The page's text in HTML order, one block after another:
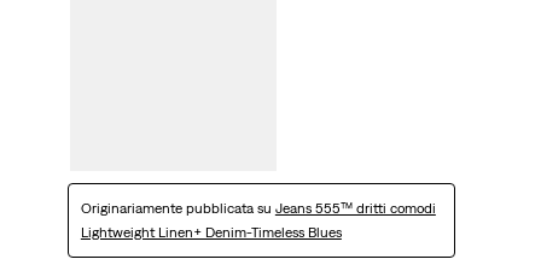
Originariamente pubblicata su Jeans 555™ dritti comodi
Lightweight Linen+ Denim-Timeless Blues